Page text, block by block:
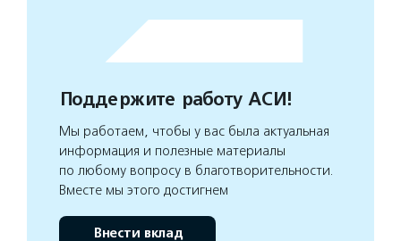
Поддержите работу АСИ!
Мы работаем, чтобы у вас была актуальная
информация и полезные материалы
по любому вопросу в благотворительности.
Вместе мы этого достигнем
Внести вклад